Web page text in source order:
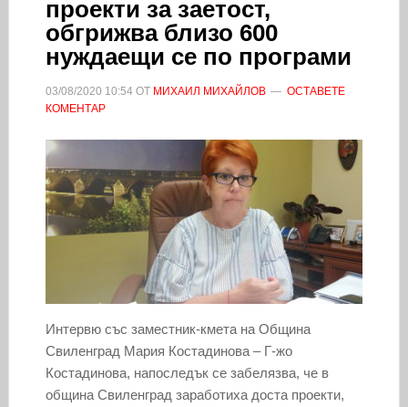
проекти за заетост,
обгрижва близо 600
нуждаещи се по програми
03/08/2020 10:54ОТ МИХАИЛ МИХАЙЛОВ
ОСТАВЕТЕ
КОМЕНТАР
Интервю със заместник-кмета на Община
Свиленград Мария Костадинова – Г-жо
Костадинова, напоследък се забелязва, че в
община Свиленград заработиха доста проекти,